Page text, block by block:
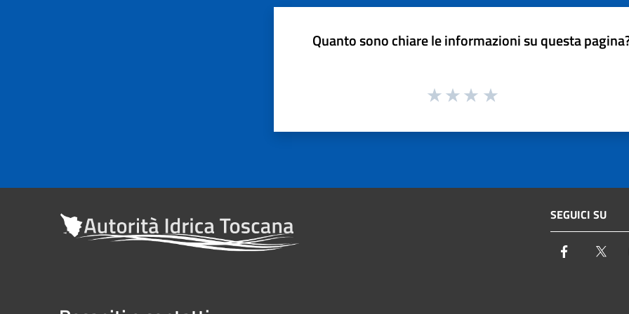
Quanto sono chiare le informazioni su questa
SEGUICI SU
Facebook